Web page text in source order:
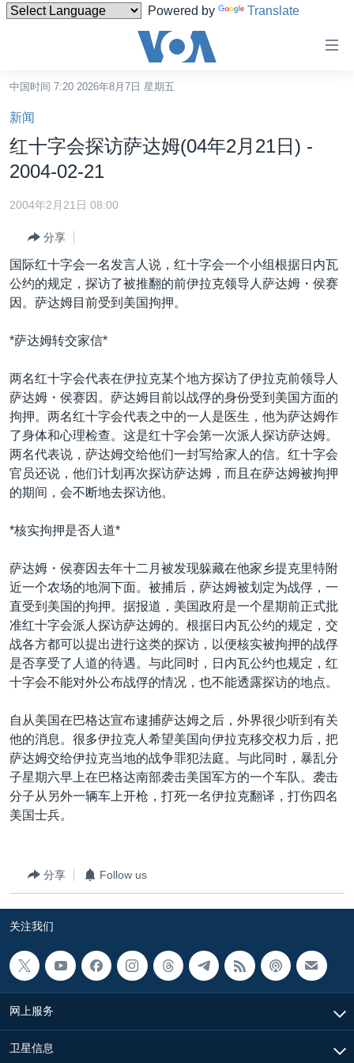
Powered by Translate
碍
链
接
跳
转
内
转
到
导
到
检
索
国际
最新国际新闻
印太
中东
非洲
美洲
全球议题
分类新闻
经济·金融·贸易
人权·法律·宗教
军事
劳工
环境
美中关系
热点专题
国会报道
美中关系
美国建国250周年
埃博拉疫情
美国之音专访
重要讲话与声明
台海两岸关系
南中国海争端
关注西藏
关注新疆
GEN Z 看美国
VOA今日焦点
中文广播
关注我们
其他语言网站
中国时间 7:20 2026年8月7日 星期五
新闻
红十字会探访萨达姆(04年2月21日) -
2004-02-21
2004年2月21日 08:00
分享
国际红十字会一名发言人说，红十字会一个小组根据日内瓦
公约的规定，探访了被推翻的前伊拉克领导人萨达姆・侯赛
因。萨达姆目前受到美国拘押。
*萨达姆转交家信*
两名红十字会代表在伊拉克某个地方探访了伊拉克前领导人
萨达姆・侯赛因。萨达姆目前以战俘的身份受到美国方面的
拘押。两名红十字会代表之中的一人是医生，他为萨达姆作
了身体和心理检查。这是红十字会第一次派人探访萨达姆。
两名代表说，萨达姆交给他们一封写给家人的信。红十字会
官员还说，他们计划再次探访萨达姆，而且在萨达姆被拘押
的期间，会不断地去探访他。
*核实拘押是否人道*
萨达姆・侯赛因去年十二月被发现躲藏在他家乡提克里特附
近一个农场的地洞下面。被捕后，萨达姆被划定为战俘，一
直受到美国的拘押。据报道，美国政府是一个星期前正式批
准红十字会派人探访萨达姆的。根据日内瓦公约的规定，交
战各方都可以提出进行这类的探访，以便核实被拘押的战俘
是否享受了人道的待遇。与此同时，日内瓦公约也规定，红
十字会不能对外公布战俘的情况，也不能透露探访的地点。
自从美国在巴格达宣布逮捕萨达姆之后，外界很少听到有关
他的消息。很多伊拉克人希望美国向伊拉克移交权力后，把
萨达姆交给伊拉克当地的战争罪犯法庭。与此同时，暴乱分
子星期六早上在巴格达南部袭击美国军方的一个车队。袭击
分子从另外一辆车上开枪，打死一名伊拉克翻译，打伤四名
美国士兵。
分享 Follow us
关注我们
网上服务
卫星信息